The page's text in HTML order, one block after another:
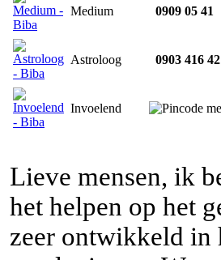
Medium 0909 05 41
Astroloog 0903 416 42
Invoelend
Lieve mensen, ik
het helpen op het
zeer ontwikkeld in